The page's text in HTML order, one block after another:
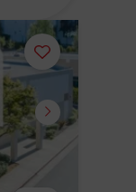
Ajouter
ou
supprimer